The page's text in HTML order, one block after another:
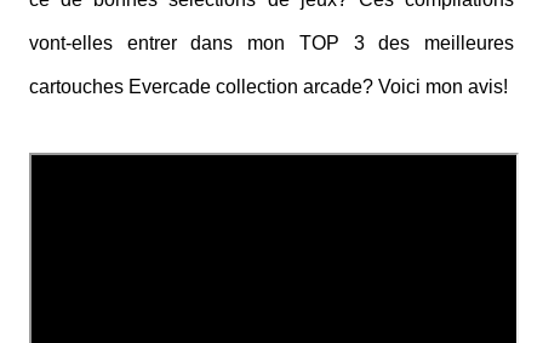
vont-elles entrer dans mon TOP 3 des meilleures
cartouches Evercade collection arcade? Voici mon avis!